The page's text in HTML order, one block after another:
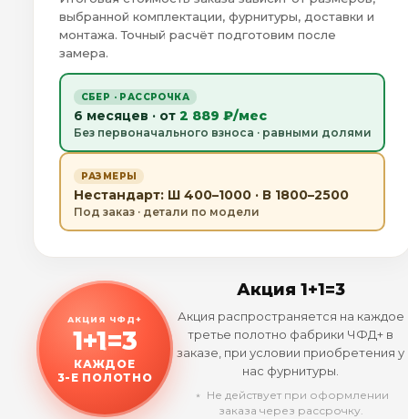
выбранной комплектации, фурнитуры, доставки и
монтажа. Точный расчёт подготовим после
замера.
СБЕР · РАССРОЧКА
6 месяцев · от 2 889 ₽/мес
Без первоначального взноса · равными долями
РАЗМЕРЫ
Нестандарт: Ш 400–1000 · В 1800–2500
Под заказ · детали по модели
АКЦИЯ ЧФД+
1+1=3
КАЖДОЕ
3-Е ПОЛОТНО
Акция 1+1=3
Акция распространяется на каждое
третье полотно фабрики ЧФД+ в
заказе, при условии приобретения у
нас фурнитуры.
﹡ Не действует при оформлении
заказа через рассрочку.